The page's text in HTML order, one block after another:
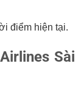
điểm hiện tại.
Sài